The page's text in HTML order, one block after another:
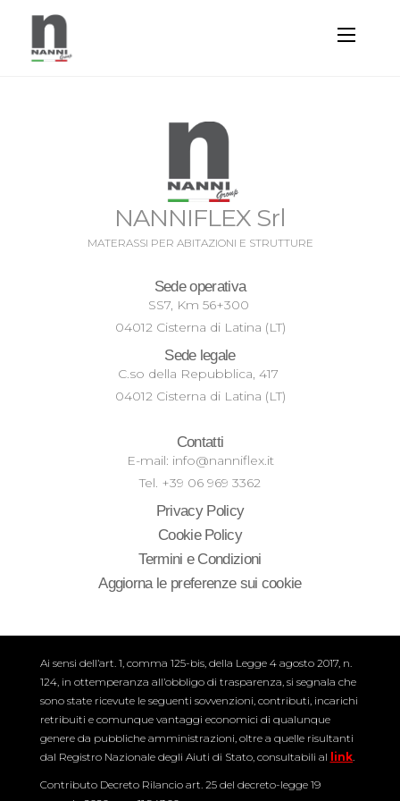
NANNIFLEX Srl
MATERASSI PER ABITAZIONI E STRUTTURE
Sede operativa
SS7, Km 56+300
04012 Cisterna di Latina (LT)
Sede legale
C.so della Repubblica, 417
04012 Cisterna di Latina (LT)
Contatti
E-mail: info@nanniflex.it
Tel. +39 06 969 3362
Privacy Policy
Cookie Policy
Termini e Condizioni
Aggiorna le preferenze sui cookie
Ai sensi dell’art. 1, comma 125-bis, della Legge 4 agosto 2017, n.
124, in ottemperanza all’obbligo di trasparenza, si segnala che
sono state ricevute le seguenti sovvenzioni, contributi, incarichi
retribuiti e comunque vantaggi economici di qualunque
genere da pubbliche amministrazioni, oltre a quelle risultanti
dal Registro Nazionale degli Aiuti di Stato, consultabili al link.
Contributo Decreto Rilancio art. 25 del decreto-legge 19